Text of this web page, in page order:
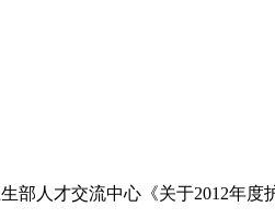
人才交流中心《关于2012年度